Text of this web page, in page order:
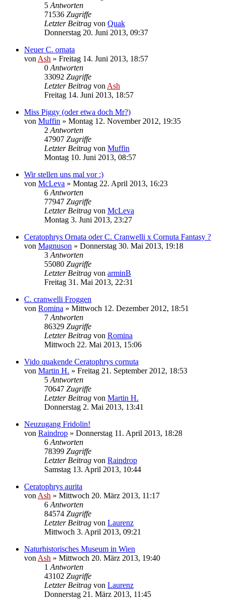
5 Antworten
71536 Zugriffe
Letzter Beitrag von Quak
Donnerstag 20. Juni 2013, 09:37
Neuer C. ornata
von Ash » Freitag 14. Juni 2013, 18:57
0 Antworten
33092 Zugriffe
Letzter Beitrag von Ash
Freitag 14. Juni 2013, 18:57
Miss Piggy (oder etwa doch Mr?)
von Muffin » Montag 12. November 2012, 19:35
2 Antworten
47907 Zugriffe
Letzter Beitrag von Muffin
Montag 10. Juni 2013, 08:57
Wir stellen uns mal vor :)
von McLeva » Montag 22. April 2013, 16:23
6 Antworten
77947 Zugriffe
Letzter Beitrag von McLeva
Montag 3. Juni 2013, 23:27
Ceratophrys Ornata oder C. Cranwelli x Cornuta Fantasy ?
von Magnuson » Donnerstag 30. Mai 2013, 19:18
3 Antworten
55080 Zugriffe
Letzter Beitrag von arminB
Freitag 31. Mai 2013, 22:31
C. cranwelli Froggen
von Romina » Mittwoch 12. Dezember 2012, 18:51
7 Antworten
86329 Zugriffe
Letzter Beitrag von Romina
Mittwoch 22. Mai 2013, 15:06
Vido quakende Ceratophrys cornuta
von Martin H. » Freitag 21. September 2012, 18:53
5 Antworten
70647 Zugriffe
Letzter Beitrag von Martin H.
Donnerstag 2. Mai 2013, 13:41
Neuzugang Fridolin!
von Raindrop » Donnerstag 11. April 2013, 18:28
6 Antworten
78399 Zugriffe
Letzter Beitrag von Raindrop
Samstag 13. April 2013, 10:44
Ceratophrys aurita
von Ash » Mittwoch 20. März 2013, 11:17
6 Antworten
84574 Zugriffe
Letzter Beitrag von Laurenz
Mittwoch 3. April 2013, 09:21
Naturhistorisches Museum in Wien
von Ash » Mittwoch 20. März 2013, 19:40
1 Antworten
43102 Zugriffe
Letzter Beitrag von Laurenz
Donnerstag 21. März 2013, 11:45